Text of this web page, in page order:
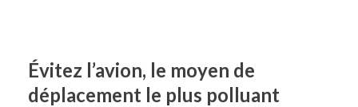
Évitez l’avion, le moyen de
déplacement le plus polluant